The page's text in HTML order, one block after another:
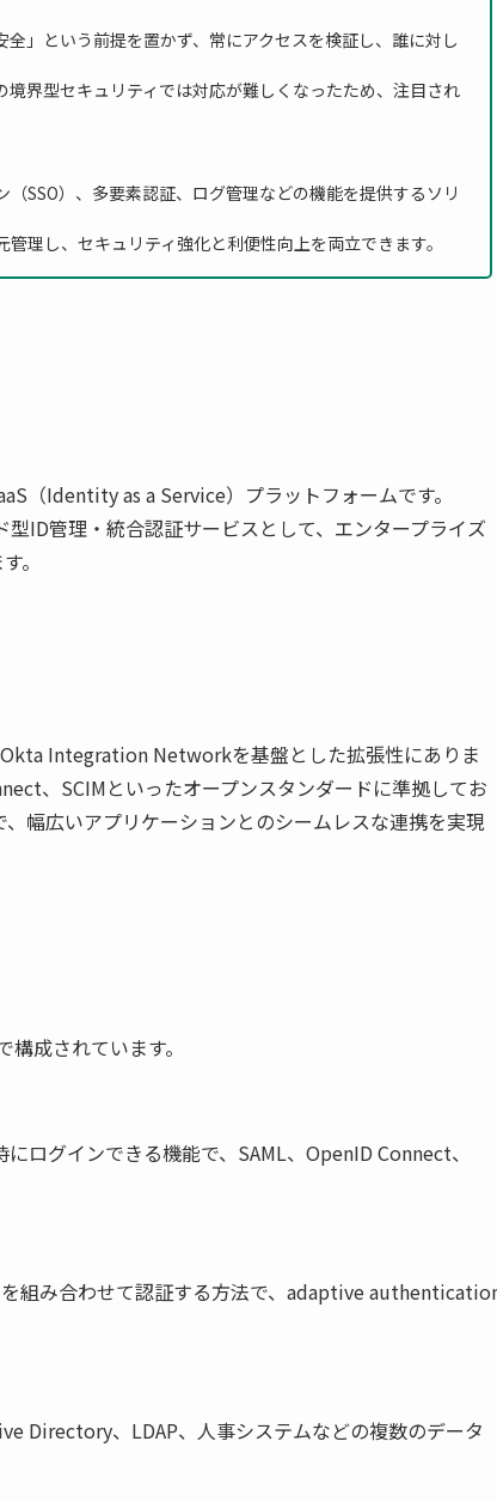
」という前提を置かず、常にアクセスを検証し、誰に対し
界型セキュリティでは対応が難しくなったため、注目され
SSO）、多要素認証、ログ管理などの機能を提供するソリ
理し、セキュリティ強化と利便性向上を両立できます。
（Identity as a Service）プラットフォームです。
ID管理・統合認証サービスとして、エンタープライズ
。
Integration Networkを基盤とした拡張性にありま
、SCIMといったオープンスタンダードに準拠してお
幅広いアプリケーションとのシームレスな連携を実現
成されています。
ログインできる機能で、SAML、OpenID Connect、
組み合わせて認証する方法で、adaptive
Directory、LDAP、人事システムなどの複数のデータ